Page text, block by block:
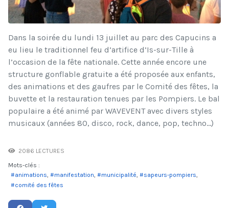
Dans la soirée du lundi 13 juillet au parc des Capucins a
eu lieu le traditionnel feu d’artifice d’Is-sur-Tille à
l’occasion de la fête nationale. Cette année encore une
structure gonflable gratuite a été proposée aux enfants,
des animations et des gaufres par le Comité des fêtes, la
buvette et la restauration tenues par les Pompiers. Le bal
populaire a été animé par WAVEVENT avec divers styles
musicaux (années 80, disco, rock, dance, pop, techno...)
2086 LECTURES
Mots-clés :
animations
manifestation municipalité
sapeurs-pompiers
comité des fêtes